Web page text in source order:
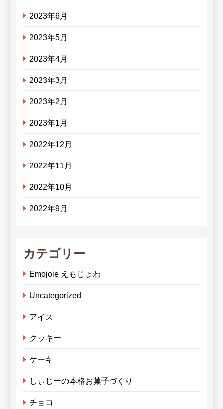
2023年6月
2023年5月
2023年4月
2023年3月
2023年2月
2023年1月
2022年12月
2022年11月
2022年10月
2022年9月
カテゴリー
Emojoie えもじょわ
Uncategorized
アイス
クッキー
ケーキ
しぃじーの本格お菓子づくり
チョコ